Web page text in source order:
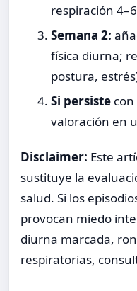
respiración
Semana 2:
física diurna;
postura,
Si persistecon
valoración en
Disclaimer: Este
sustituye la
salud. Si los
provocan miedo
diurna marcada,
respiratorias,